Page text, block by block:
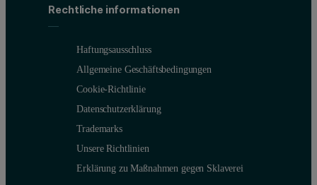
Rechtliche informationen
Haftungsausschluss
Allgemeine Geschäftsbedingungen
Cookie-Richtlinie
Datenschutzerklärung
Trademarks
Unsere Richtlinien
Erklärung zu Maßnahmen gegen Sklaverei